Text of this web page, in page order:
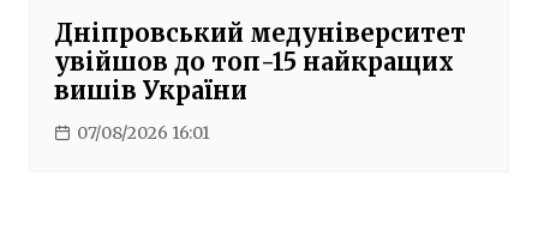
Дніпровський медуніверситет
увійшов до топ-15 найкращих
вишів України
07/08/2026 16:01